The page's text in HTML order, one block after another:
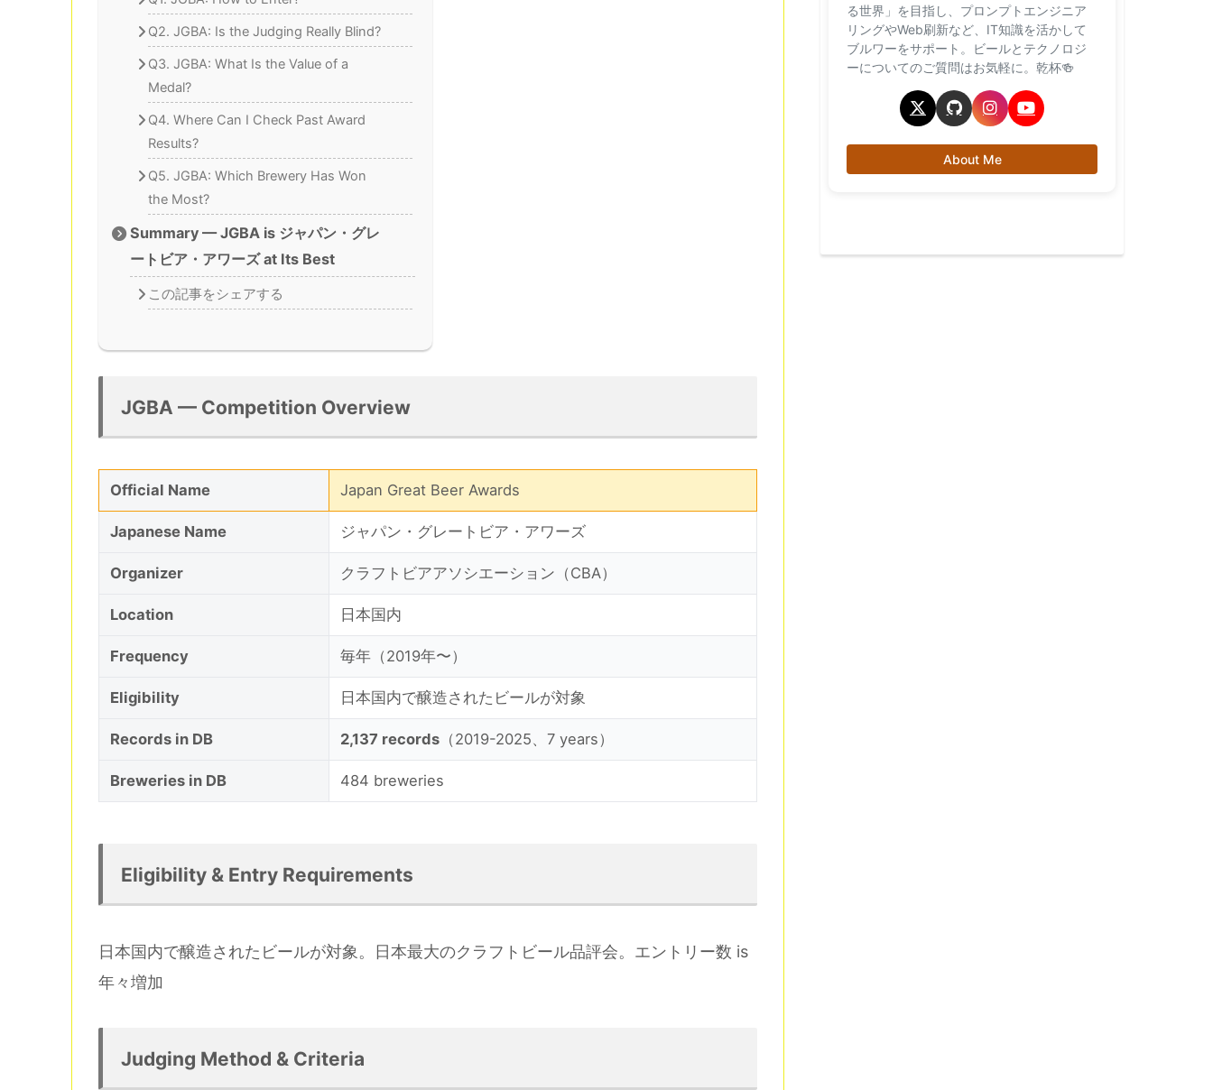
Q2. JGBA: Is the Judging Really Blind?
Q3. JGBA: What Is the Value of a
Medal?
Q4. Where Can I Check Past Award
Results?
Q5. JGBA: Which Brewery Has Won
the Most?
Summary — JGBA is ジャパン・グレ
ートビア・アワーズ at Its Best
この記事をシェアする
JGBA — Competition Overview
Official Name Japan Great Beer Awards
Japanese Name ジャパン・グレートビア・アワーズ
Organizer クラフトビアアソシエーション（CBA）
Location 日本国内
Frequency 毎年（2019年〜）
Eligibility 日本国内で醸造されたビールが対象
Records in DB 2,137 records （2019-2025、7 years）
Breweries in DB 484 breweries
Eligibility & Entry Requirements
日本国内で醸造されたビールが対象。日本最大のクラフトビール品評会。エントリー数 is
年々増加
Judging Method & Criteria
る世界」を目指し、プロンプトエンジニア
リングやWeb刷新など、IT知識を活かして
ブルワーをサポート。ビールとテクノロジ
ーについてのご質問はお気軽に。乾杯🍻
About Me